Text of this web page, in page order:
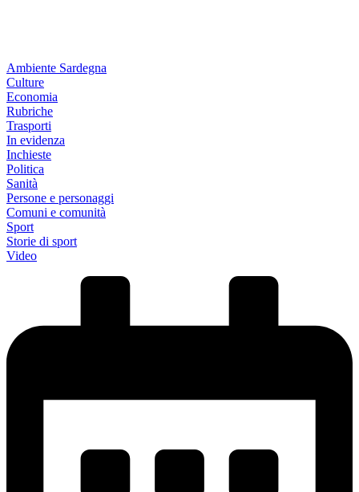
Ambiente Sardegna
Culture
Economia
Rubriche
Trasporti
In evidenza
Inchieste
Politica
Sanità
Persone e personaggi
Comuni e comunità
Sport
Storie di sport
Video